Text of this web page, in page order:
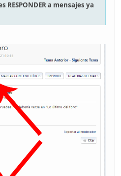
RESPONDER a mensajes ya